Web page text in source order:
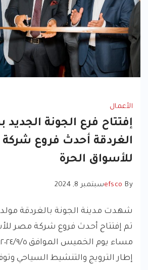
الأعمال
إفتتاح فرع الجونة الجديد
الغردقة أحدث فروع
للأسواق الحرة
By
efscoسبتمبر 8, 2024
شهدت مدينة الجونة بالغردقة
تم إفتتاح أحدث فروع شركة مصر
إطار الترويج والتنشيط السياحي